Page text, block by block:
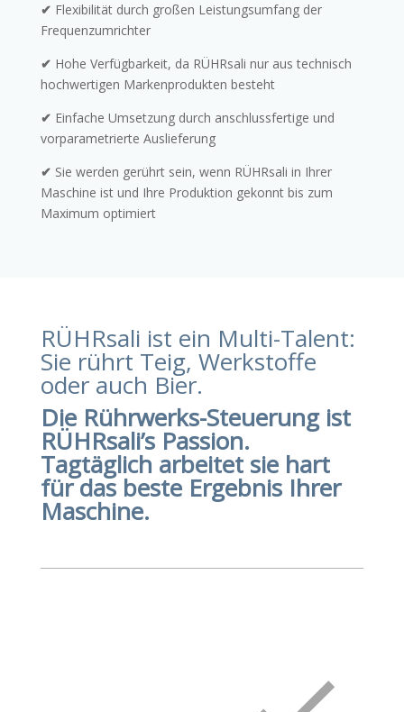
✔ Flexibilität durch großen Leistungsumfang der
Frequenzumrichter
✔ Hohe Verfügbarkeit, da RÜHRsali nur aus technisch
hochwertigen Markenprodukten besteht
✔ Einfache Umsetzung durch anschlussfertige und
vorparametrierte Auslieferung
✔ Sie werden gerührt sein, wenn RÜHRsali in Ihrer
Maschine ist und Ihre Produktion gekonnt bis zum
Maximum optimiert
RÜHRsali ist ein Multi-Talent:
Sie rührt Teig, Werkstoffe
oder auch Bier.
Die Rührwerks-Steuerung ist
RÜHRsali’s Passion.
Tagtäglich arbeitet sie hart
für das beste Ergebnis Ihrer
Maschine.